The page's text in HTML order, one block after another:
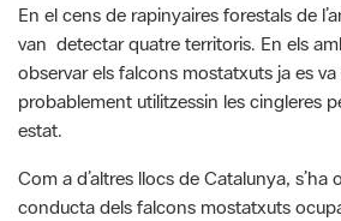
En el cens de rapinyaires forestals de
van detectar quatre territoris. En els
observar els falcons mostatxuts ja es
probablement utilitzessin les cingleres
estat.
Com a d’altres llocs de Catalunya, s’ha
conducta dels falcons mostatxuts